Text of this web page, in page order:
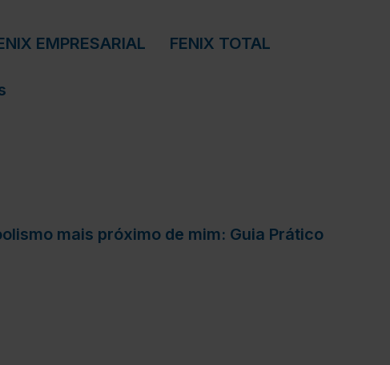
EMPRESARIAL
FENIX TOTAL
mais próximo de mim: Guia Prático